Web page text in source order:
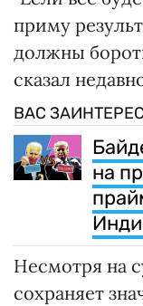
приму
должны
сказал
ВАС
на
Несмотря на
сохраняет